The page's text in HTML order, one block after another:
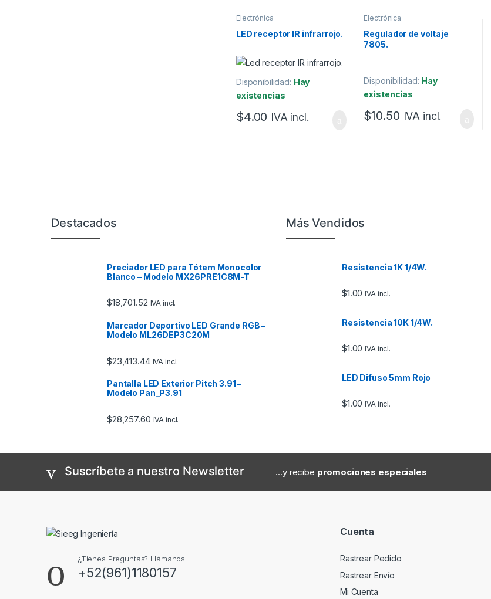
Electrónica
LED receptor IR infrarrojo.
Disponibilidad: Hay
existencias
$4.00 IVA incl.
Electrónica
Regulador de voltaje
7805.
Disponibilidad: Hay
existencias
$10.50 IVA incl.
Marcas De Carrusel
Destacados
Preciador LED para Tótem Monocolor
Blanco – Modelo MX26PRE1C8M-T
$18,701.52 IVA incl.
Marcador Deportivo LED Grande RGB –
Modelo ML26DEP3C20M
$23,413.44 IVA incl.
Pantalla LED Exterior Pitch 3.91 –
Modelo Pan_P3.91
$28,257.60 IVA incl.
Más Vendidos
Resistencia 1K 1/4W.
$1.00 IVA incl.
Resistencia 10K 1/4W.
$1.00 IVA incl.
LED Difuso 5mm Rojo
$1.00 IVA incl.
Suscríbete a nuestro Newsletter ...y recibe promociones especiales
¿Tienes Preguntas? Llámanos
+52(961)1180157
Cuenta
Rastrear Pedido
Rastrear Envío
Mi Cuenta